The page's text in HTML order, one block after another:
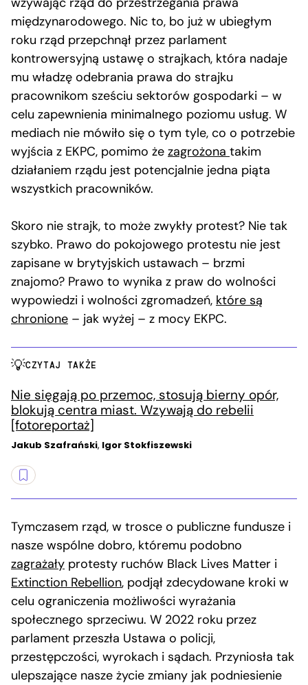
międzynarodowego. Nic to, bo już w ubiegłym
roku rząd przepchnął przez parlament
kontrowersyjną ustawę o strajkach, która nadaje
mu władzę odebrania prawa do strajku
pracownikom sześciu sektorów gospodarki – w
celu zapewnienia minimalnego poziomu usług. W
mediach nie mówiło się o tym tyle, co o potrzebie
wyjścia z EKPC, pomimo że zagrożona takim
działaniem rządu jest potencjalnie jedna piąta
wszystkich pracowników.
Skoro nie strajk, to może zwykły protest? Nie tak
szybko. Prawo do pokojowego protestu nie jest
zapisane w brytyjskich ustawach – brzmi
znajomo? Prawo to wynika z praw do wolności
wypowiedzi i wolności zgromadzeń, które są
chronione – jak wyżej – z mocy EKPC.
CZYTAJ TAKŻE
Nie sięgają po przemoc, stosują bierny opór,
blokują centra miast. Wzywają do rebelii
[fotoreportaż]
Jakub Szafrański, Igor Stokfiszewski
Tymczasem rząd, w trosce o publiczne fundusze i
nasze wspólne dobro, któremu podobno
zagrażały protesty ruchów Black Lives Matter i
Extinction Rebellion, podjął zdecydowane kroki w
celu ograniczenia możliwości wyrażania
społecznego sprzeciwu. W 2022 roku przez
parlament przeszła Ustawa o policji,
przestępczości, wyrokach i sądach. Przyniosła tak
ulepszające nasze życie zmiany jak podniesienie